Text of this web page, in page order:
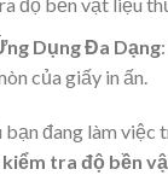
Dụng Đa Dạng
của giấy in ấn.
bạn đang làm việc
kiểm tra độ bền